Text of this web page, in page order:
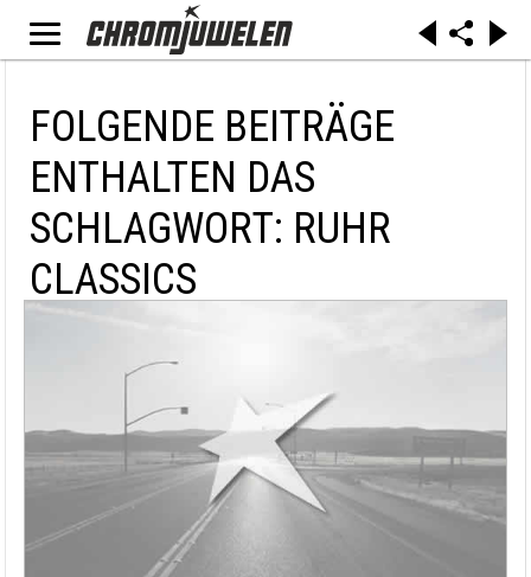
FOLGENDE BEITRÄGE
ENTHALTEN DAS
SCHLAGWORT: RUHR
CLASSICS